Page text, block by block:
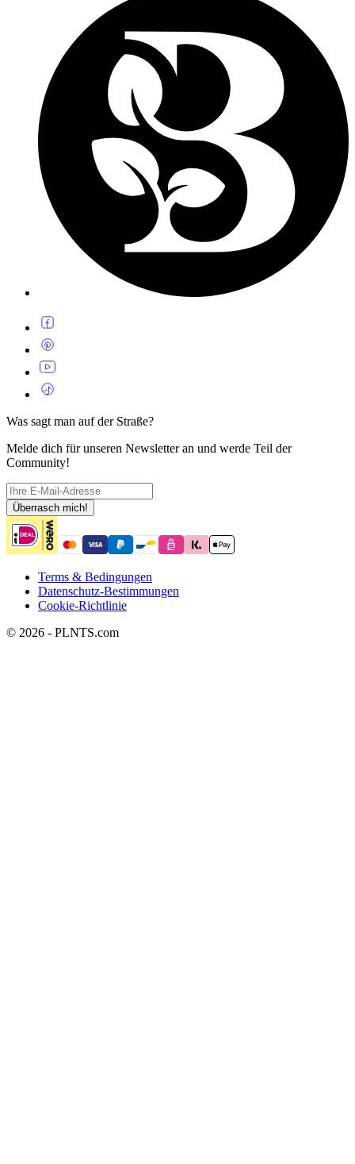
Was sagt man auf der Straße?
Melde dich für unseren Newsletter an und werde Teil der
Community!
Überrasch mich!
Terms & Bedingungen
Datenschutz-Bestimmungen
Cookie-Richtlinie
© 2026 - PLNTS.com